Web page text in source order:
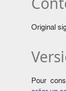
Original
Pour